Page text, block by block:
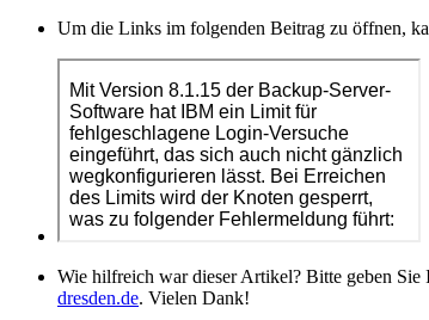
Um die Links im folgenden Beitrag zu öffnen,
Wie hilfreich war dieser Artikel? Bitte geben Sie
dresden.de. Vielen Dank!